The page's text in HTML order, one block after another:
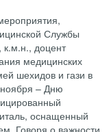
Службы
к.м.н., доцент
медицинских
шехидов и гази в
– Дню
оснащенный
Говоря о важности